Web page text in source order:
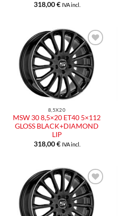
318,00€ IVA incl.
Aggiungi
alla lista
dei
desideri
8,5X20
MSW 30 8,5×20 ET40 5×112
GLOSS BLACK+DIAMOND
LIP
318,00€ IVA incl.
Aggiungi
alla lista
dei
desideri